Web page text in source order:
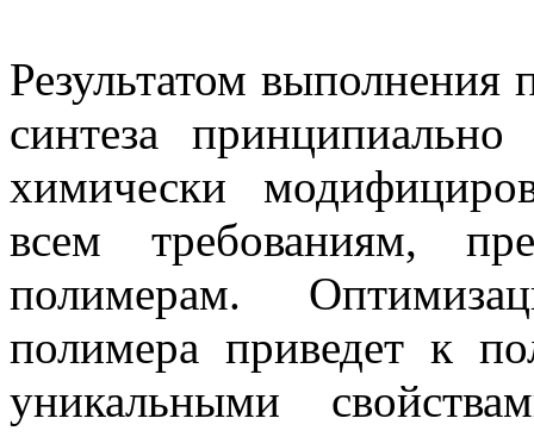
Результатом выполнения
синтеза
химически
всем требованиям,
полимерам.
полимера приведет к
уникальными